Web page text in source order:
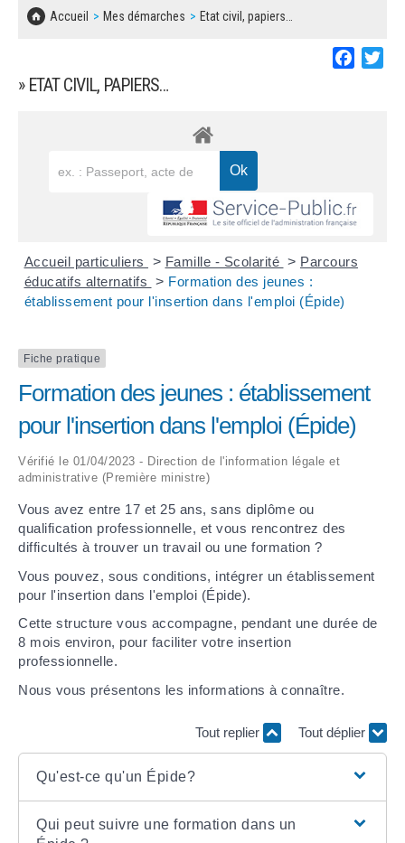
Accueil Mes démarches Etat civil, papiers…
» ETAT CIVIL, PAPIERS…
Accueil particuliers > Famille - Scolarité > Parcours
éducatifs alternatifs > Formation des jeunes :
établissement pour l'insertion dans l'emploi (Épide)
Fiche pratique
Formation des jeunes : établissement
pour l'insertion dans l'emploi (Épide)
Vérifié le 01/04/2023 - Direction de l'information légale et
administrative (Première ministre)
Vous avez entre 17 et 25 ans, sans diplôme ou
qualification professionnelle, et vous rencontrez des
difficultés à trouver un travail ou une formation ?
Vous pouvez, sous conditions, intégrer un établissement
pour l'insertion dans l'emploi (Épide).
Cette structure vous accompagne, pendant une durée de
8 mois environ, pour faciliter votre insertion
professionnelle.
Nous vous présentons les informations à connaître.
Tout replier Tout déplier
Qu'est-ce qu'un Épide?
Qui peut suivre une formation dans un
CONCERTATIONS PUBLIQUES
SOLIDARITÉ, LOGEMENT
SÉNIORS
DECHETS
BESOIN D'UNE AIDE ?
LES ASSOCIATIONS
MARCHÉS PUBLICS
DOCUMENT D'INFORMATION COMMUNAL
REGLEMENT LOCAL DE PUBLICITÉ
DECLARATION DE DEMARCHAGE
DOSSIER DE DEMANDE DE SUBVENTION
DEMANDE DE PRÊT DE MATERIEL
FICHE D'ORGANISATION MANIFESTATION
PLAN D'ACTION MUNICIPAL
ARRÊTÉS MUNICIPAUX
DÉLIBÉRATIONS